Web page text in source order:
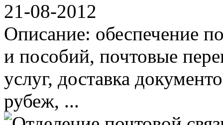
21-08-2012
Описание: обеспечение
и пособий, почтовые
услуг, доставка
рубеж, ...